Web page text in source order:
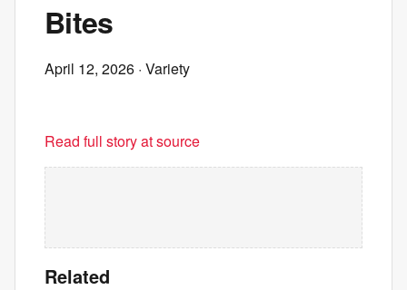
Bites
April 12, 2026 · Variety
Read full story at source
Related